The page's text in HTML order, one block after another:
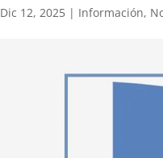
Dic 12, 2025 | Información,